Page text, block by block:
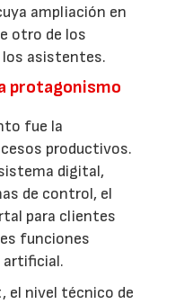
ampliación en
otro de los
los asistentes.
protagonismo
fue la
productivos.
digital,
de control, el
para clientes
funciones
artificial.
el nivel técnico de